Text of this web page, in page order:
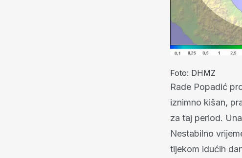
Foto: DHMZ
Rade Popadić
iznimno kišan,
za taj period.
Nestabilno
tijekom idućih